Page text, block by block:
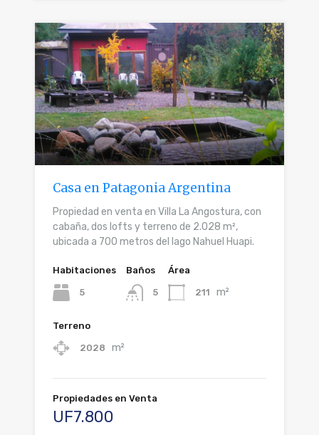
Casa en Patagonia Argentina
Propiedad en venta en Villa La Angostura, con
cabaña, dos lofts y terreno de 2.028 m²,
ubicada a 700 metros del lago Nahuel Huapi.
Habitaciones
5
Baños
5
Área
211 m²
Terreno
2028 m²
Propiedades en Venta
UF7.800